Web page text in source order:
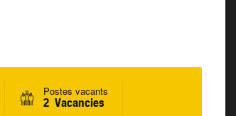
Postes vacants
2 Vacancies